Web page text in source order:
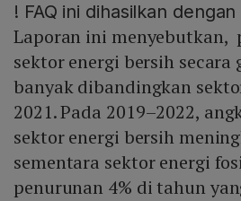
! FAQ ini dihasilkan
Laporan ini menyebutkan,
sektor energi bersih
banyak dibandingkan
2021. Pada 2019–2022,
sektor energi bersih
sementara sektor energi
penurunan 4% di tahun